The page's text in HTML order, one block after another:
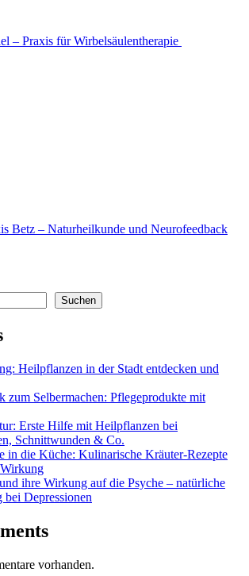
– Praxis für Wirbelsäulentherapie
Betz – Naturheilkunde und Neurofeedback
Suchen
Heilpflanzen in der Stadt entdecken und
zum Selbermachen: Pflegeprodukte mit
Erste Hilfe mit Heilpflanzen bei
Schnittwunden & Co.
in die Küche: Kulinarische Kräuter-Rezepte
ihre Wirkung auf die Psyche – natürliche
bei Depressionen
vorhanden.